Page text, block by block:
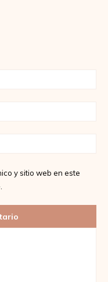
y sitio web en este